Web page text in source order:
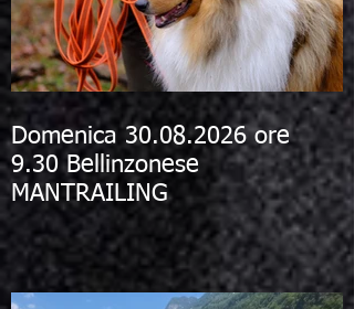
Domenica 30.08.2026 ore
9.30 Bellinzonese
MANTRAILING